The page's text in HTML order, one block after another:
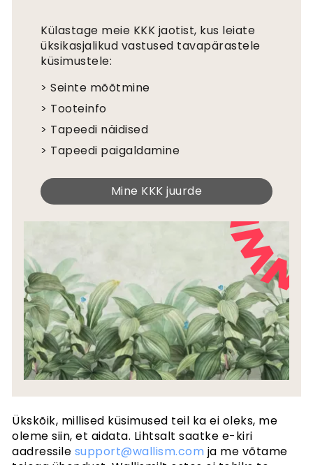
KKK
Laevandus
Tagastused ja tagasimaksed
Tingimused
Privaatsuspoliitika
Tapeedi artiklid
Juhendid
Kuidas riputada tapeeti
Kuidas paigaldada sekekleepuv
Kuidas mõõta oma seina
Külastage meie KKK jaotist, kus leiate
üksikasjalikud vastused tavapärastele
küsimustele:
> Seinte mõõtmine
> Tooteinfo
> Tapeedi näidised
> Tapeedi paigaldamine
Mine KKK juurde
Ükskõik, millised küsimused teil ka ei oleks, me
oleme siin, et aidata. Lihtsalt saatke e-kiri
aadressile support@wallism.com ja me võtame